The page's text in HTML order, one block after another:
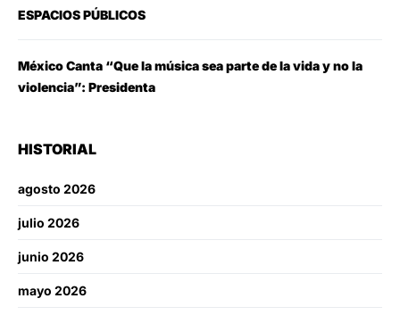
ESPACIOS PÚBLICOS
México Canta “Que la música sea parte de la vida y no la
violencia”: Presidenta
HISTORIAL
agosto 2026
julio 2026
junio 2026
mayo 2026